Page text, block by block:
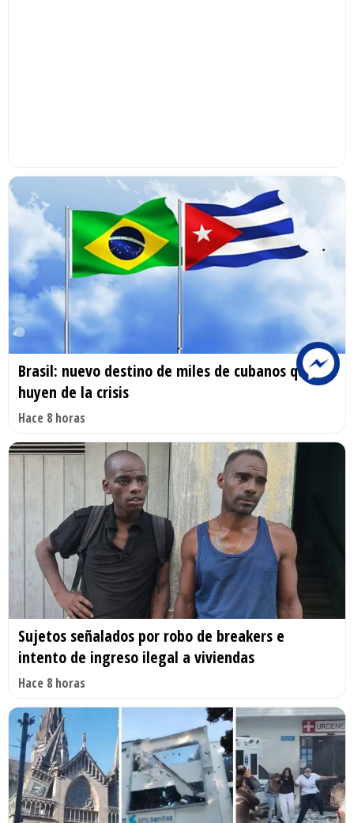
Brasil: nuevo destino de miles de cubanos que
huyen de la crisis
Hace 8 horas
Sujetos señalados por robo de breakers e
intento de ingreso ilegal a viviendas
Hace 8 horas